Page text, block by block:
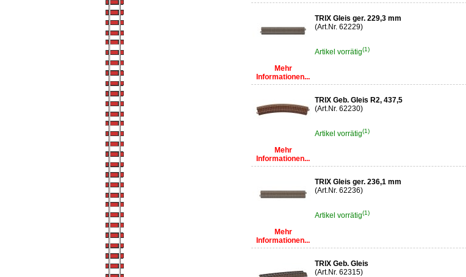
Mehr
Informationen...
TRIX Gleis ger. 229,3 mm
(Art.Nr. 62229)
Artikel vorrätig(1)
Mehr
Informationen...
TRIX Geb. Gleis R2, 437,5
(Art.Nr. 62230)
Artikel vorrätig(1)
Mehr
Informationen...
TRIX Gleis ger. 236,1 mm
(Art.Nr. 62236)
Artikel vorrätig(1)
TRIX Geb. Gleis
(Art.Nr. 62315)